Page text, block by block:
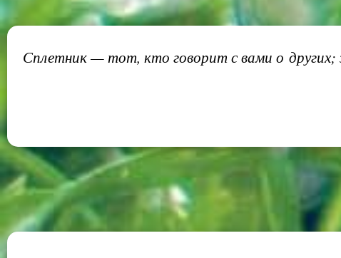
Сплетник — тот, кто говорит с вами о